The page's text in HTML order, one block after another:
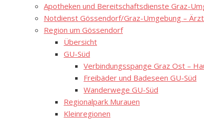
Apotheken und Bereitschaftsdienste Graz-
Notdienst Gössendorf/Graz-Umgebung –
Region um Gössendorf
Übersicht
GU-Süd
Verbindungsspange Graz Ost –
Freibäder und Badeseen GU-Süd
Wanderwege GU-Süd
Regionalpark Murauen
Kleinregionen